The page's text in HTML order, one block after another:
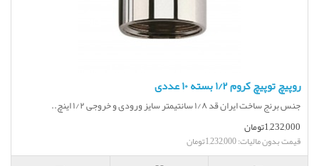
روپیچ توپیچ کروم ۱/۲ بسته ۱۰ عددی
جنس برنج ساخت ایران قد ۱/۸ سانتیمتر سایز ورودی و خروجی ۱/۲ اینچ..
1,232,000تومان
قیمت بدون مالیات: 1,232,000تومان